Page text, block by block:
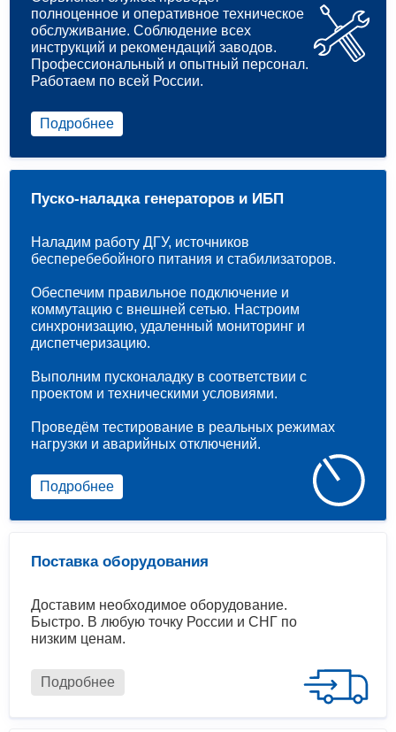
полноценное и оперативное техническое
обслуживание. Соблюдение всех
инструкций и рекомендаций заводов.
Профессиональный и опытный персонал.
Работаем по всей России.
Подробнее
Поставка оборудования
Доставим необходимое оборудование.
Быстро. В любую точку России и СНГ по
низким ценам.
Подробнее
Пуско-наладка генераторов и ИБП
Наладим работу ДГУ, источников
бесперебебойного питания и стабилизаторов.
Обеспечим правильное подключение и
коммутацию с внешней сетью. Настроим
синхронизацию, удаленный мониторинг и
диспетчеризацию.
Выполним пусконаладку в соответствии с
проектом и техническими условиями.
Проведём тестирование в реальных режимах
нагрузки и аварийных отключений.
Подробнее